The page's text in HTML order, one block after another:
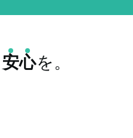
安心を。